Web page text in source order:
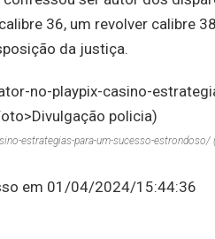
36, um revolver calibre
da justiça.
estrategias-para-um-sucesso-estrondoso/
em 01/04/2024/15:44:36